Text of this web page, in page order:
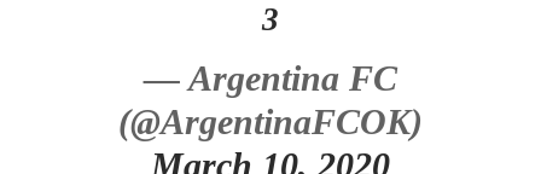
3
— Argentina FC
(@ArgentinaFCOK)
March 10, 2020